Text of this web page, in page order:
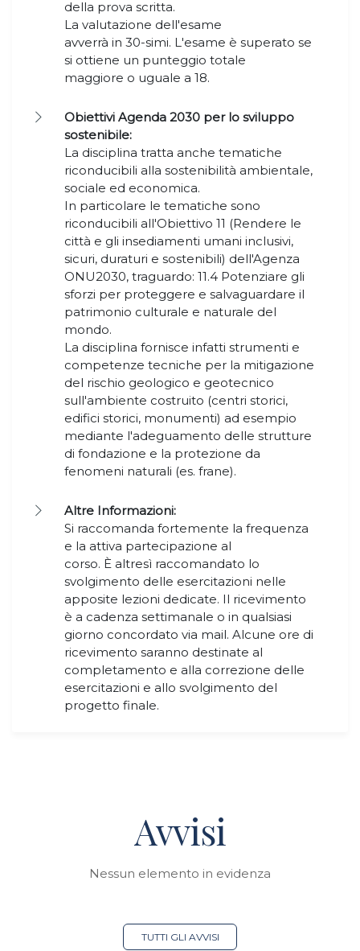
della prova scritta.
La valutazione dell'esame
avverrà in 30-simi. L'esame è superato se
si ottiene un punteggio totale
maggiore o uguale a 18.
Obiettivi Agenda 2030 per lo sviluppo
sostenibile:
La disciplina tratta anche tematiche
riconducibili alla sostenibilità ambientale,
sociale ed economica.
In particolare le tematiche sono
riconducibili all'Obiettivo 11 (Rendere le
città e gli insediamenti umani inclusivi,
sicuri, duraturi e sostenibili) dell'Agenza
ONU2030, traguardo: 11.4 Potenziare gli
sforzi per proteggere e salvaguardare il
patrimonio culturale e naturale del
mondo.
La disciplina fornisce infatti strumenti e
competenze tecniche per la mitigazione
del rischio geologico e geotecnico
sull'ambiente costruito (centri storici,
edifici storici, monumenti) ad esempio
mediante l'adeguamento delle strutture
di fondazione e la protezione da
fenomeni naturali (es. frane).
Altre Informazioni:
Si raccomanda fortemente la frequenza
e la attiva partecipazione al
corso. È altresì raccomandato lo
svolgimento delle esercitazioni nelle
apposite lezioni dedicate. Il ricevimento
è a cadenza settimanale o in qualsiasi
giorno concordato via mail. Alcune ore di
ricevimento saranno destinate al
completamento e alla correzione delle
esercitazioni e allo svolgimento del
progetto finale.
Avvisi
Nessun elemento in evidenza
TUTTI GLI AVVISI